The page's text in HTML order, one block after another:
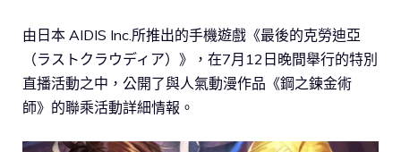
由日本 AIDIS Inc.所推出的手機遊戲《最後的克勞迪亞
（ラストクラウディア）》，在7月12日晚間舉行的特別
直播活動之中，公開了與人氣動漫作品《鋼之鍊金術
師》的聯乘活動詳細情報。